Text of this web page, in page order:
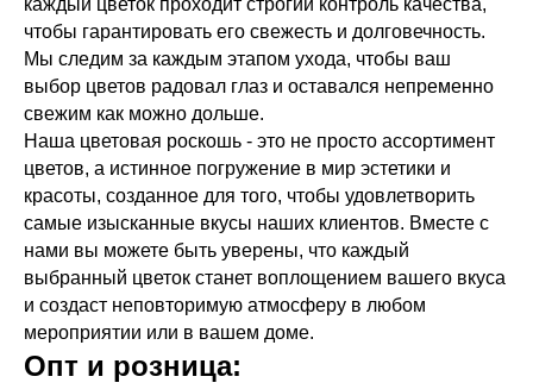
каждый цветок проходит строгий контроль качества,
чтобы гарантировать его свежесть и долговечность.
Мы следим за каждым этапом ухода, чтобы ваш
выбор цветов радовал глаз и оставался непременно
свежим как можно дольше.
Наша цветовая роскошь - это не просто ассортимент
цветов, а истинное погружение в мир эстетики и
красоты, созданное для того, чтобы удовлетворить
самые изысканные вкусы наших клиентов. Вместе с
нами вы можете быть уверены, что каждый
выбранный цветок станет воплощением вашего вкуса
и создаст неповторимую атмосферу в любом
мероприятии или в вашем доме.
Опт и розница: